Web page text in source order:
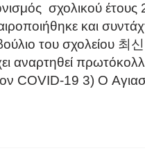
σχολικού
και
του σχολείου 최
αναρτηθεί
COVID-19 3) O